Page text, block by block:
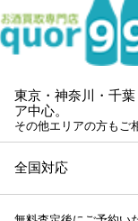
東京・神奈川・千
ア中心。
その他エリアの方もご
全国対応